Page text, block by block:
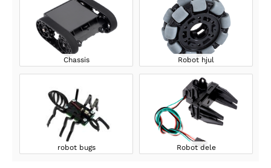
Chassis Robot hjul
robot bugs Robot dele